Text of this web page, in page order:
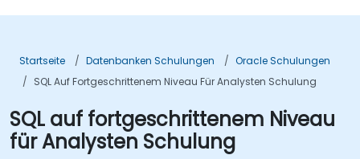
Startseite Datenbanken Schulungen
Oracle Schulungen
SQL Auf Fortgeschrittenem Niveau Für Analysten Schulung
SQL auf fortgeschrittenem Niveau
für Analysten Schulung